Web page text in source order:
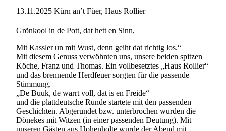
13.11.2025 Kürn an’t Füer, Haus Rollier
Grönkool in de Pott, dat hett en Sinn,
Mit Kassler un mit Wust, denn geiht dat richtig los.“
Mit diesem Genuss verwöhnten uns, unsere beiden spitzen
Köche, Franz und Thomas. Ein vollbesetztes „Haus Rollier“
und das brennende Herdfeuer sorgten für die passende
Stimmung.
„De Buuk, de warrt voll, dat is en Freide“
und die plattdeutsche Runde startete mit den passenden
Geschichten. Abgerundet bzw. unterbrochen wurden die
Dönekes mit Witzen (in einer passenden Deutung). Mit